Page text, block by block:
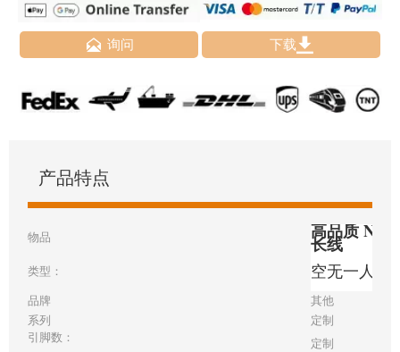
 询问 下载
产品特点
物品 高品质
长线
类型： 空无一人
品牌
其他
系列
定制
引脚数：
定制